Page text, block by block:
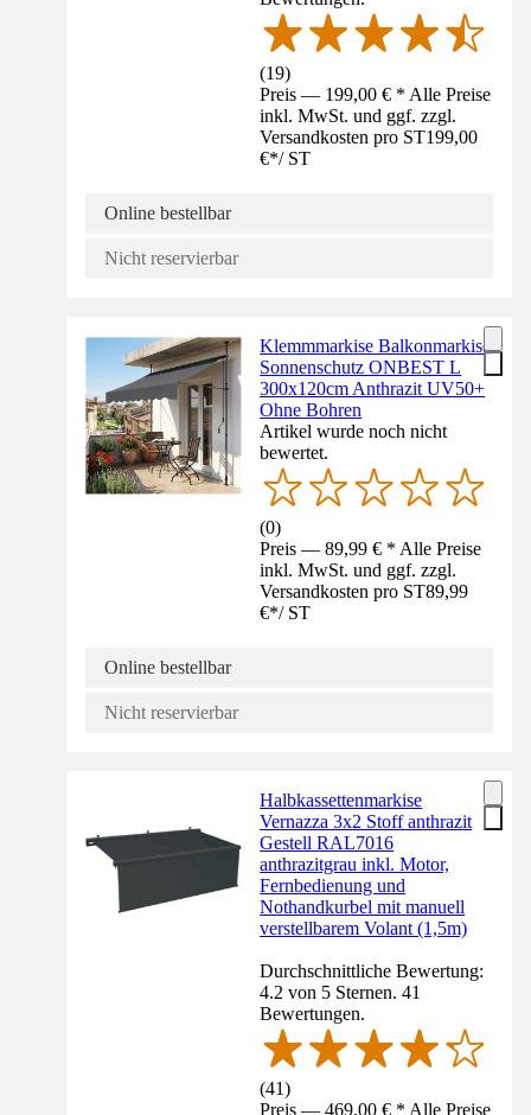
(19)
Preis — 199,00 € * Alle Preise
inkl. MwSt. und ggf. zzgl.
Versandkosten pro ST199,00
€*/ ST
Online bestellbar
Nicht reservierbar
Klemmmarkise Balkonmarkise
Sonnenschutz ONBEST L
300x120cm Anthrazit UV50+
Ohne Bohren
Artikel wurde noch nicht
bewertet.
(0)
Preis — 89,99 € * Alle Preise
inkl. MwSt. und ggf. zzgl.
Versandkosten pro ST89,99
€*/ ST
Online bestellbar
Nicht reservierbar
Halbkassettenmarkise
Vernazza 3x2 Stoff anthrazit
Gestell RAL7016
anthrazitgrau inkl. Motor,
Fernbedienung und
Nothandkurbel mit manuell
verstellbarem Volant (1,5m)
Durchschnittliche Bewertung:
4.2 von 5 Sternen. 41
Bewertungen.
(41)
Preis — 469,00 € * Alle Preise